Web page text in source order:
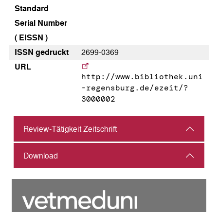
Standard
Serial Number
( EISSN )
ISSN gedruckt
2699-0369
URL
http://www.bibliothek.uni
-regensburg.de/ezeit/?
3000002
Review-Tätigkeit Zeitschrift
Download